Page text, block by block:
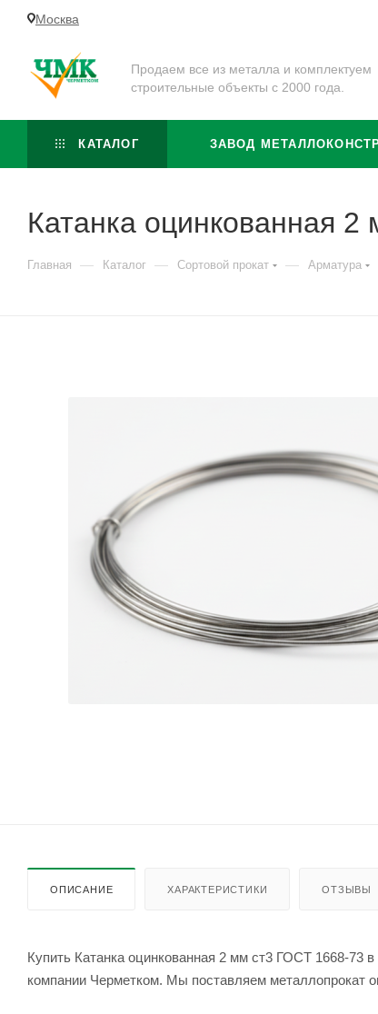
Москва
Продаем все из металла и комплектуем
строительные объекты с 2000 года.
КАТАЛОГ ЗАВОД
Катанка оцинкованная
Главная — Каталог — Сортовой прокат — Арматура
ОПИСАНИЕ ХАРАКТЕРИСТИКИ ОТЗЫВЫ
Купить Катанка оцинкованная 2 мм ст3 ГОСТ 1668-73
компании Черметком. Мы поставляем металлопрокат